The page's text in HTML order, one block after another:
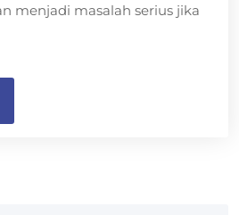
menjadi masalah serius jika